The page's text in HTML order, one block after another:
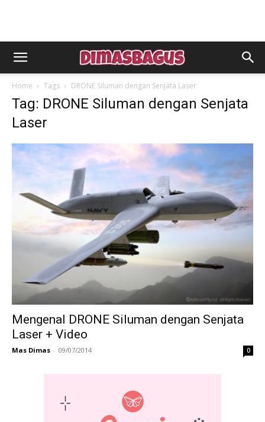
Home Tags DRONE Siluman dengan Senjata Laser
Tag: DRONE Siluman dengan Senjata
Laser
Mengenal DRONE Siluman dengan Senjata
Laser + Video
Mas Dimas - 09/07/2014 0